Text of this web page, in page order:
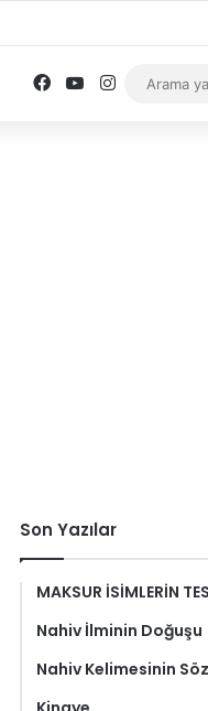
Facebook
YouTube
Instagram
Son Yazılar
MAKSUR İSİMLERİN
Nahiv İlminin Doğuşu
Nahiv Kelimesinin